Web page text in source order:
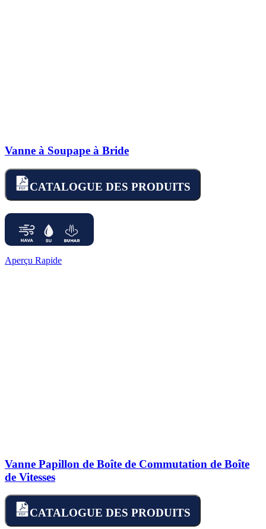
Vanne à Soupape à Bride
CATALOGUE DES PRODUITS
Aperçu Rapide
Vanne Papillon de Boîte de Commutation de Boîte
de Vitesses
CATALOGUE DES PRODUITS